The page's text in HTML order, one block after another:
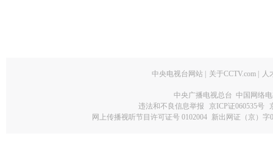
中央电视台网站 关于CCTV.com 人
中央广播电视总台 中国网络
违法和不良信息举报
京ICP证060535号
网上传播视听节目许可证号 0102004 新出网证（京）